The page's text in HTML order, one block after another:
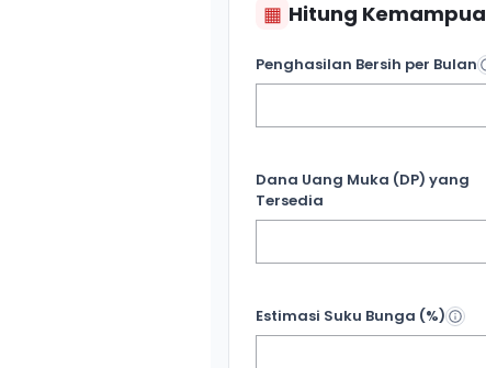
▦ Hitung
Penghasilan Bersih per Bulan
Dana Uang Muka (DP) yang
Tersedia
Estimasi Suku Bunga (%)